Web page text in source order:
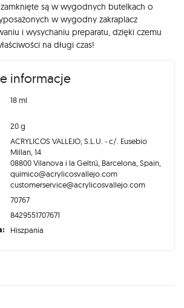
zamknięte są w wygodnych butelkach o
w wygodny zakraplacz
i wysychaniu preparatu, dzięki czemu
na długi czas!
informacje
18 ml
20 g
ACRYLICOS VALLEJO, S.L.U. - c/. Eusebio
Millan, 14
08800 Vilanova i la Geltrú, Barcelona, Spain,
quimico@acrylicosvallejo.com
customerservice@acrylicosvallejo.com
70767
8429551707671
Hiszpania